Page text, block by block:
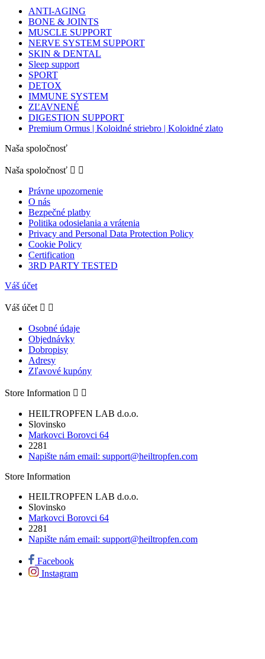
ANTI-AGING
BONE & JOINTS
MUSCLE SUPPORT
NERVE SYSTEM SUPPORT
SKIN & DENTAL
Sleep support
SPORT
DETOX
IMMUNE SYSTEM
ZĽAVNENÉ
DIGESTION SUPPORT
Premium Ormus | Koloidné striebro | Koloidné zlato
Naša spoločnosť
Naša spoločnosť  
Právne upozornenie
O nás
Bezpečné platby
Politika odosielania a vrátenia
Privacy and Personal Data Protection Policy
Cookie Policy
Certification
3RD PARTY TESTED
Váš účet
Váš účet  
Osobné údaje
Objednávky
Dobropisy
Adresy
Zľavové kupóny
Store Information  
HEILTROPFEN LAB d.o.o.
Slovinsko
Markovci Borovci 64
2281
Napište nám email: support@heiltropfen.com
Store Information
HEILTROPFEN LAB d.o.o.
Slovinsko
Markovci Borovci 64
2281
Napište nám email: support@heiltropfen.com
Facebook
Instagram